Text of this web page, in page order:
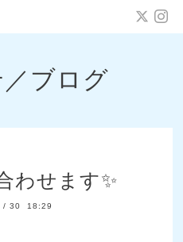
ブログ
わせます✨
/ 30 18:29